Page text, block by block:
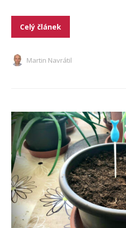
Celý článek
Martin Navrátil